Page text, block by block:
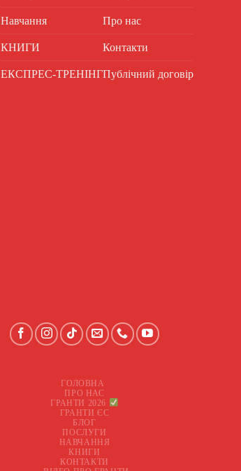
Навчання
КНИГИ
ЕКСПРЕС-ТРЕНІНГ
Про нас
Контакти
Публічний договір
ГОЛОВНА
ПРО НАС
ГРАНТИ 2026
ГРАНТИ ЄС
БЛОГ
ПОСЛУГИ
НАВЧАННЯ
КНИГИ
КОНТАКТИ